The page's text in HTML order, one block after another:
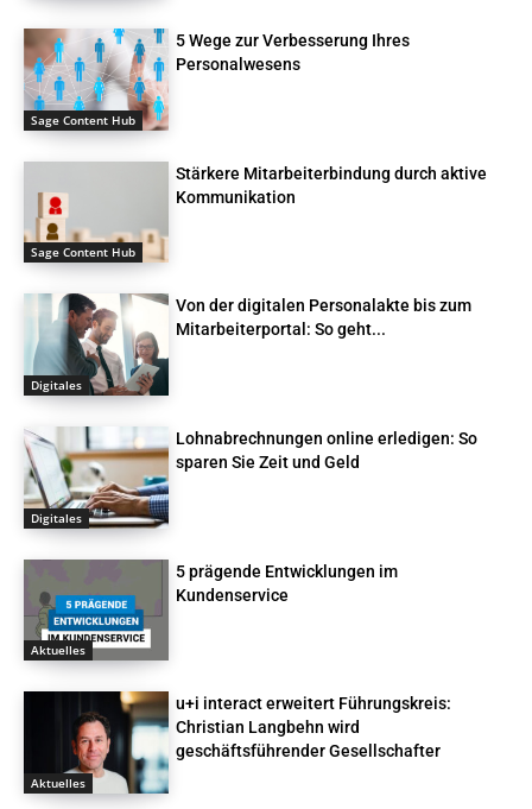
Sage Content Hub
5 Wege zur Verbesserung Ihres
Personalwesens
Sage Content Hub
Stärkere Mitarbeiterbindung durch aktive
Kommunikation
Digitales
Von der digitalen Personalakte bis zum
Mitarbeiterportal: So geht...
Digitales
Lohnabrechnungen online erledigen: So
sparen Sie Zeit und Geld
Aktuelles
5 prägende Entwicklungen im
Kundenservice
Aktuelles
u+i interact erweitert Führungskreis:
Christian Langbehn wird
geschäftsführender Gesellschafter